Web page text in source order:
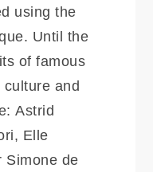
using the
Until the
of famous
and
Astrid
Elle
Simone de